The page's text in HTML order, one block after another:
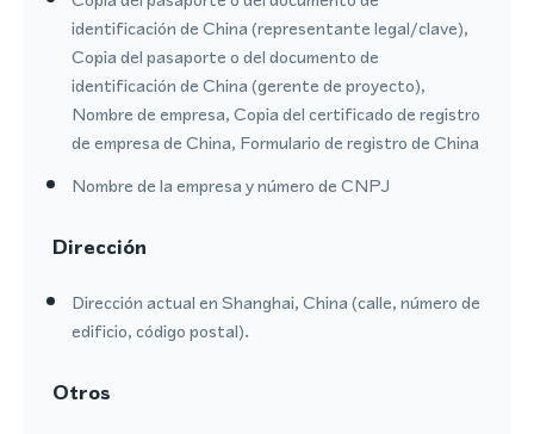
identificación de China (representante legal/clave),
Copia del pasaporte o del documento de
identificación de China (gerente de proyecto),
Nombre de empresa, Copia del certificado de registro
de empresa de China, Formulario de registro de China
Nombre de la empresa y número de CNPJ
Dirección
Dirección actual en Shanghai, China (calle, número de
edificio, código postal).
Otros